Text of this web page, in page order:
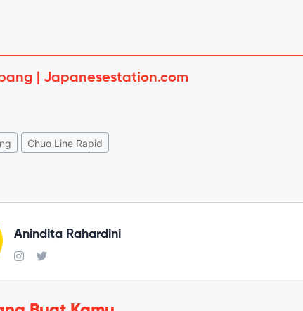
| Japanesestation.com
Chuo Line Rapid
Anindita Rahardini